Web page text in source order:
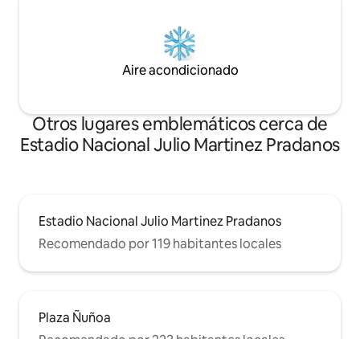
Aire acondicionado
Otros lugares emblemáticos cerca de
Estadio Nacional Julio Martinez Pradanos
Estadio Nacional Julio Martinez Pradanos
Recomendado por 119 habitantes locales
Plaza Ñuñoa